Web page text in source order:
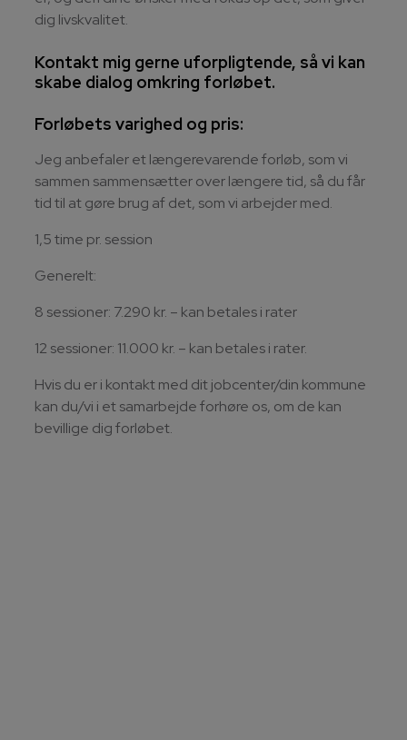
dig livskvalitet.
Kontakt mig gerne uforpligtende, så vi kan
skabe dialog omkring forløbet.
Forløbets varighed og pris:
Jeg anbefaler et længerevarende forløb, som vi
sammen sammensætter over længere tid, så du får
tid til at gøre brug af det, som vi arbejder med.
1,5 time pr. session
Generelt:
8 sessioner: 7.290 kr. – kan betales i rater
12 sessioner: 11.000 kr. – kan betales i rater.
Hvis du er i kontakt med dit jobcenter/din kommune
kan du/vi i et samarbejde forhøre os, om de kan
bevillige dig forløbet.